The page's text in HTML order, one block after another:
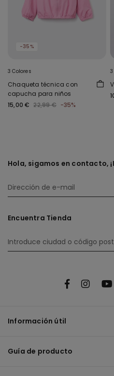
-35%
3 Colores
Chaqueta técnica con
capucha para niños
15,00 € 22,99 € -35%
Hola, sigamos en contacto,
Encuentra Tienda
Información útil
Guía de producto